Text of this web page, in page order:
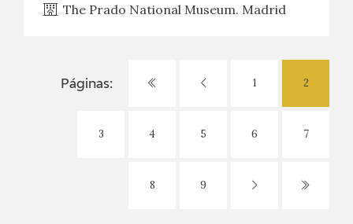
The Prado National Museum. Madrid
Páginas: 1 2
3 4 5 6 7
8 9